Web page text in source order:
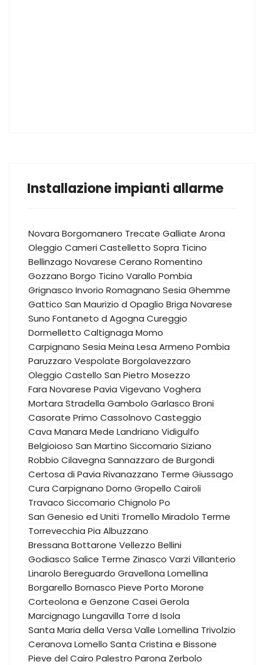
Installazione impianti allarme
Novara Borgomanero Trecate Galliate Arona
Oleggio CameriCastelletto Sopra Ticino
Bellinzago Novarese Cerano Romentino
Gozzano Borgo Ticino Varallo Pombia
Grignasco Invorio Romagnano Sesia Ghemme
Gattico San Maurizio d Opaglio Briga Novarese
Suno Fontaneto d Agogna Cureggio
Dormelletto Caltignaga Momo
Carpignano Sesia Meina Lesa Armeno Pombia
Paruzzaro Vespolate Borgolavezzaro
Oleggio Castello San Pietro Mosezzo
Fara Novarese Pavia Vigevano Voghera
Mortara Stradella Gambolo Garlasco Broni
Casorate Primo Cassolnovo Casteggio
Cava Manara Mede Landriano Vidigulfo
Belgioioso San Martino Siccomario Siziano
Robbio Cilavegna Sannazzaro de Burgondi
Certosa di Pavia Rivanazzano Terme Giussago
Cura Carpignano Dorno Gropello Cairoli
Travaco Siccomario Chignolo Po
San Genesio ed Uniti Tromello Miradolo Terme
Torrevecchia Pia Albuzzano
Bressana Bottarone Vellezzo Bellini
Godiasco Salice Terme Zinasco VarziVillanterio
Linarolo Bereguardo Gravellona Lomellina
Borgarello Bornasco Pieve Porto Morone
Corteolona e Genzone Casei Gerola
Marcignago Lungavilla Torre d Isola
Santa Maria della Versa Valle Lomellina Trivolzio
Ceranova Lomello Santa Cristina e Bissone
Pieve del Cairo Palestro Parona Zerbolo